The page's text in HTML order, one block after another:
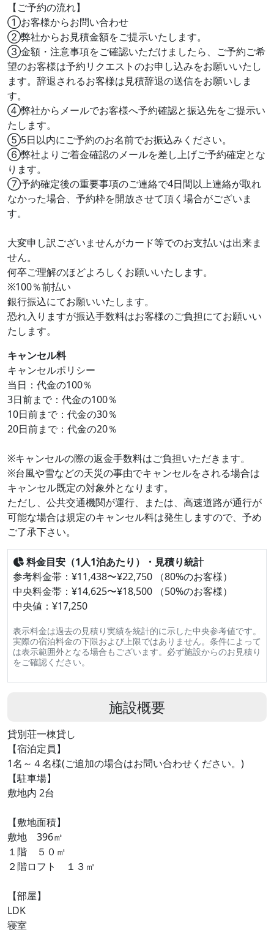
【ご予約の流れ】
①お客様からお問い合わせ
②弊社からお見積金額をご提示いたします。
③金額・注意事項をご確認いただけましたら、ご予約ご希
望のお客様は予約リクエストのお申し込みをお願いいたし
ます。辞退されるお客様は見積辞退の送信をお願いしま
す。
④弊社からメールでお客様へ予約確認と振込先をご提示い
たします。
⑤5日以内にご予約のお名前でお振込みください。
⑥弊社よりご着金確認のメールを差し上げご予約確定とな
ります。
⑦予約確定後の重要事項のご連絡で4日間以上連絡が取れ
なかった場合、予約枠を開放させて頂く場合がございま
す。
大変申し訳ございませんがカード等でのお支払いは出来ま
せん。
何卒ご理解のほどよろしくお願いいたします。
※100％前払い
銀行振込にてお願いいたします。
恐れ入りますが振込手数料はお客様のご負担にてお願いい
たします。
キャンセル料
キャンセルポリシー
当日：代金の100％
3日前まで：代金の100％
10日前まで：代金の30％
20日前まで：代金の20％
※キャンセルの際の返金手数料はご負担いただきます。
※台風や雪などの天災の事由でキャンセルをされる場合は
キャンセル既定の対象外となります。
ただし、公共交通機関が運行、または、高速道路が通行が
可能な場合は規定のキャンセル料は発生しますので、予め
ご了承下さい。
料金目安（1人1泊あたり）・見積り統計
参考料金帯：¥11,438〜¥22,750 （80%のお客様）
中央料金帯：¥14,625〜¥18,500 （50%のお客様）
中央値：¥17,250
表示料金は過去の見積り実績を統計的に示した中央参考値です。
実際の宿泊料金の下限および上限ではありません。条件によって
は表示範囲外となる場合もございます。必ず施設からのお見積り
をご確認ください。
施設概要
貸別荘一棟貸し
【宿泊定員】
1名～４名様(ご追加の場合はお問い合わせください。)
【駐車場】
敷地内 2台
【敷地面積】
敷地 396㎡
１階 ５０㎡
２階ロフト １３㎡
【部屋】
LDK
寝室